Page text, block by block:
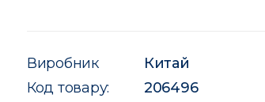
Виробник
Китай
Код товару:
206496